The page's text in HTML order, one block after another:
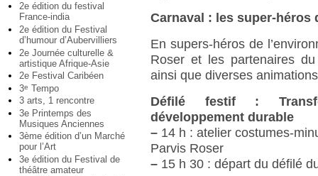
2e édition du festival
France-india
2e édition du Festival
d’humour d’Aubervilliers
2e Journée culturelle &
artistique Afrique-Asie
2e Festival Caribéen
3e Tempo
3 arts, 1 rencontre
3e Printemps des
Musiques Anciennes
3ème édition d’un Marché
pour l’Art
3e édition du Festival de
théâtre amateur
Carnaval : les super-héros
En supers-héros de
Roser et les partenaires
ainsi que diverses animations
Défilé festif :
développement durable
– 14 h : atelier costumes-
Parvis Roser
– 15 h 30 : départ du défilé